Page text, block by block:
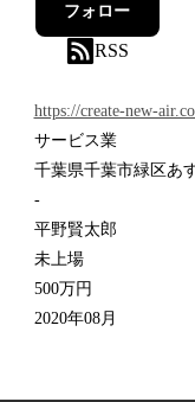
フォロー
RSS
https://create-new-
サービス業
千葉県千葉市緑区あ
-
平野賢太郎
未上場
500万円
2020年08月